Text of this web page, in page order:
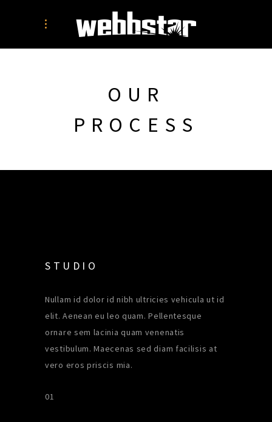
OUR
PROCESS
STUDIO
Nullam id dolor id nibh ultricies vehicula ut id
elit. Aenean eu leo quam. Pellentesque
ornare sem lacinia quam venenatis
vestibulum. Maecenas sed diam facilisis at
vero eros priscis mia.
01